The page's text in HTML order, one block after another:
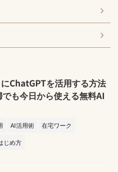
ChatGPTを活用する方法
でも今日から使える無料AI
AI活用術
在宅ワーク
じめ方